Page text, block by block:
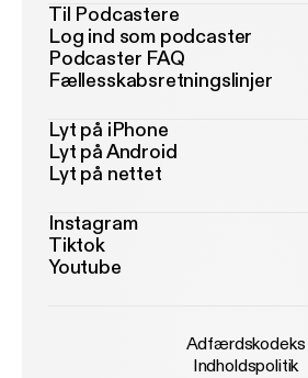
Til Podcastere
Log ind som podcaster
Podcaster FAQ
Fællesskabsretningslinjer
Lyt på iPhone
Lyt på Android
Lyt på nettet
Instagram
Tiktok
Youtube
Adfærdskodeks
Indholdspolitik